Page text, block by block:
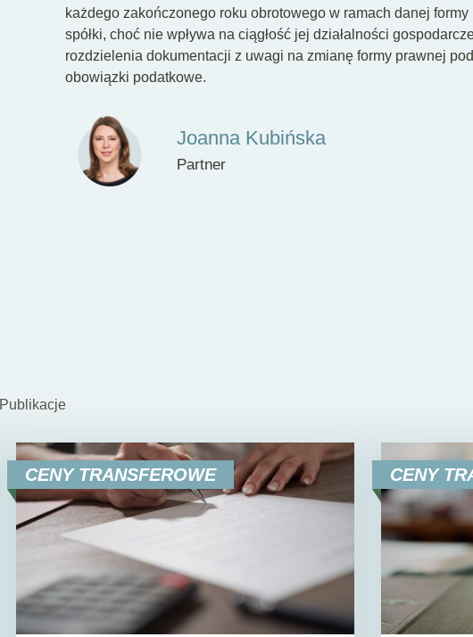
każdego zakończonego roku obrotowego w ramach danej formy
spółki, choć nie wpływa na ciągłość jej działalności
rozdzielenia dokumentacji z uwagi na zmianę formy prawnej
obowiązki podatkowe.
Joanna Kubińska
Partner
Publikacje
CENY TRANSFEROWE CENY